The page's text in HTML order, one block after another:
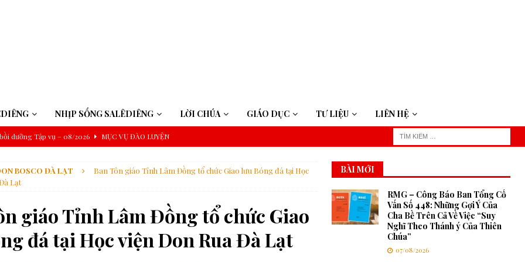
NHỊP SỐNG SALÊDIÊNG LỜI CHÚA GIÁO DỤC TƯ LIỆU LIÊN HỆ
dưỡng Tập vụ – 08/2026 MỤC VỤ ĐÀO LUYỆN
của gia đình nhân loại ĐỨC GIÁO HOÀNG
Magnifica Humanitas GIÁO HỘI
đẳng và tham nhũng GIÁO HỘI
BOSCO ĐÀ LẠT
Ban Tôn giáo Tỉnh Lâm Đồng tổ chức Giao lưu Bóng đá tại Học
Lạt
giáo Tỉnh Lâm Đồng tổ chức Giao
đá tại Học viện Don Rua Đà Lạt
BÀI MỚI
RMG – Công Báo Ban Tổng Cố
Vấn Số 448: Những Gợi Ý Của
Cha Bề Trên Cả Về Việc “Suy
Nghĩ Theo Thánh ý Của Thiên
Chúa”
07/08/2026